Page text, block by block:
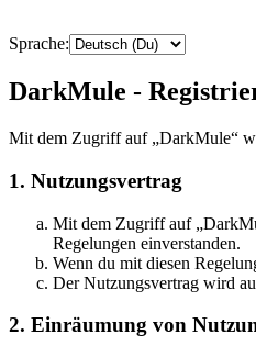
Sprache:
DarkMule -
Mit dem Zugriff auf „DarkMule“
1. Nutzungsvertrag
Mit dem Zugriff auf
Regelungen einverstanden.
Wenn du mit diesen
Der Nutzungsvertrag wird
2. Einräumung von